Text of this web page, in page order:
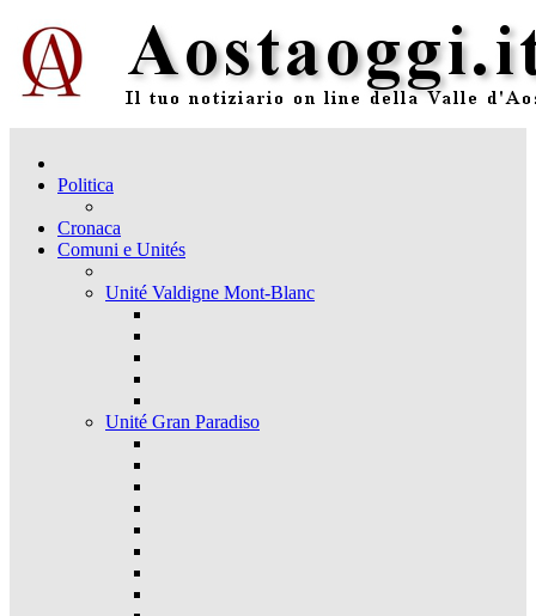
Politica
Cronaca
Comuni e Unités
Unité Valdigne Mont-Blanc
Unité Gran Paradiso